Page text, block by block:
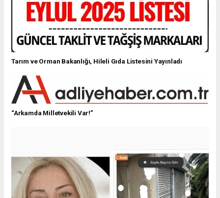
Tarım ve Orman Bakanlığı, Hileli Gıda Listesini Yayınladı
“Arkamda Milletvekili Var!”